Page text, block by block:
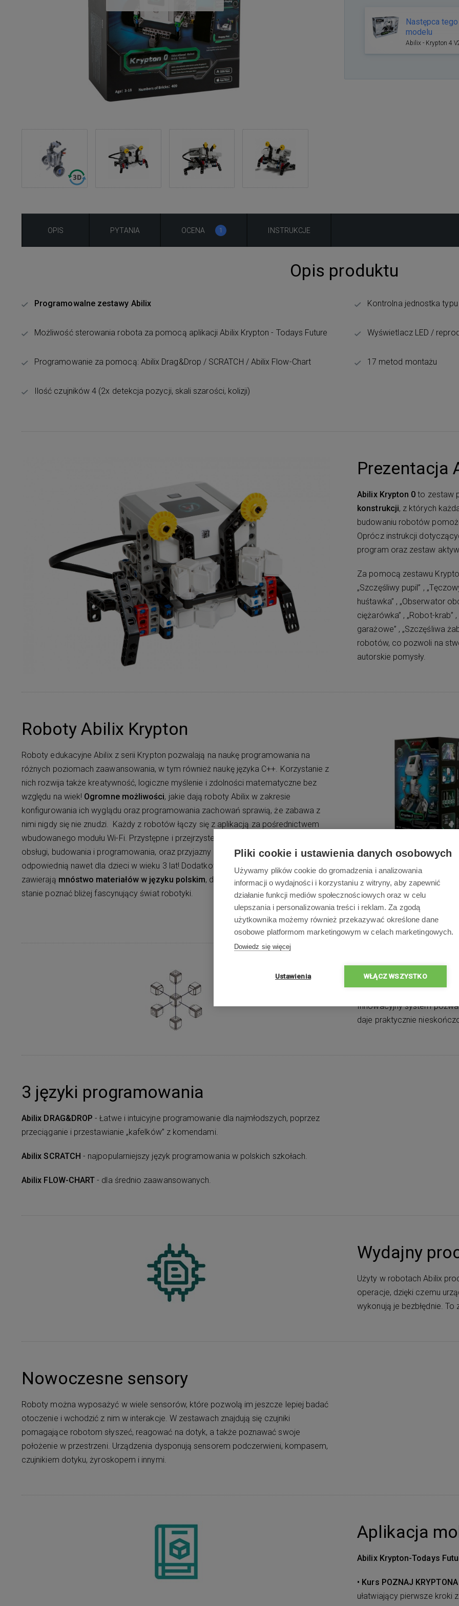
Następca tego
modelu
Abilix - Krypton 4
OPIS PYTANIA OCENA 1 INSTRUKCJE
Opis produktu
Programowalne zestawy Abilix
Możliwość sterowania robota za pomocą aplikacji Abilix Krypton - Todays Future
Programowanie za pomocą: Abilix Drag&Drop / SCRATCH / Abilix Flow-Chart
Ilość czujników 4 (2x detekcja pozycji, skali szarości, kolizji)
Kontrolna jednostka typu
Wyświetlacz LED /
17 metod montażu
Prezentacja
Abilix Krypton 0 to zestaw
konstrukcji, z których
budowaniu robotów
Oprócz instrukcji
program oraz zestaw
Za pomocą zestawu
„Szczęśliwy pupil” ,
huśtawka” , „Obserwator
ciężarówka” , „Robot-krab” ,
garażowe” , „Szczęśliwa
robotów, co pozwoli na
autorskie pomysły.
Roboty Abilix Krypton
Roboty edukacyjne Abilix z serii Krypton pozwalają na naukę programowania na
różnych poziomach zaawansowania, w tym również naukę języka C++. Korzystanie z
nich rozwija także kreatywność, logiczne myślenie i zdolności matematyczne bez
względu na wiek! Ogromne możliwości, jakie dają roboty Abilix w zakresie
konfigurowania ich wyglądu oraz programowania zachowań sprawią, że zabawa z
nimi nigdy się nie znudzi. Każdy z robotów łączy się z aplikacją za pośrednictwem
wbudowanego modułu Wi-Fi. Przystępne i przejrzyste, multimedialne instrukcje
obsługi, budowania i programowania, oraz przyjazny wygląd, czynią zabawkę
odpowiednią nawet dla dzieci w wieku 3 lat! Dodatkowo, produkty z serii Krypton
zawierają mnóstwo materiałów w języku polskim, dzięki czemu każdy będzie w
stanie poznać bliżej fascynujący świat robotyki.
6 – stronne
Innowacyjny system
daje praktycznie
3 języki programowania
Abilix DRAG&DROP - Łatwe i intuicyjne programowanie dla najmłodszych, poprzez
przeciąganie i przestawianie „kafelków” z komendami.
Abilix SCRATCH - najpopularniejszy język programowania w polskich szkołach.
Abilix FLOW-CHART - dla średnio zaawansowanych.
Wydajny
Użyty w robotach Abilix
operacje, dzięki czemu
wykonują je bezbłędnie.
Nowoczesne sensory
Roboty można wyposażyć w wiele sensorów, które pozwolą im jeszcze lepiej badać
otoczenie i wchodzić z nim w interakcje. W zestawach znajdują się czujniki
pomagające robotom słyszeć, reagować na dotyk, a także poznawać swoje
położenie w przestrzeni. Urządzenia dysponują sensorem podczerwieni, kompasem,
czujnikiem dotyku, żyroskopem i innymi.
Aplikacja
Abilix Krypton-Todays
• Kurs POZNAJ KRYPTONA
ułatwiający pierwsze kroki
Pliki cookie i ustawienia danych osobowych
Używamy plików cookie do gromadzenia i analizowania
informacji o wydajności i korzystaniu z witryny, aby zapewnić
działanie funkcji mediów społecznościowych oraz w celu
ulepszania i personalizowania treści i reklam. Za zgodą
użytkownika możemy również przekazywać określone dane
osobowe platformom marketingowym w celach marketingowych.
Dowiedz się więcej
Ustawienia WŁĄCZ WSZYSTKO